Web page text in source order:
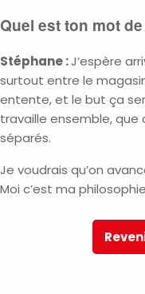
Quel est ton mot
Stéphane :J’espère
surtout entre le
entente, et le but ça
travaille ensemble, que
séparés.
Je voudrais qu’on
Moi c’est ma